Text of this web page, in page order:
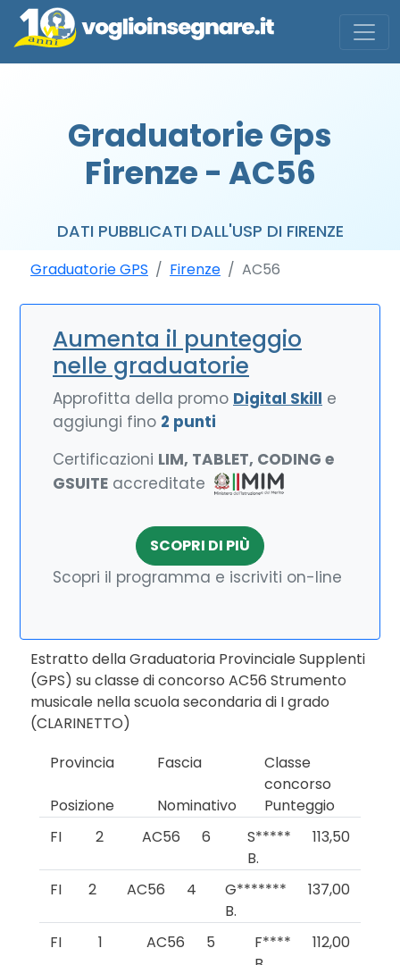
Graduatorie Gps
Firenze - AC56
DATI PUBBLICATI DALL'USP DI FIRENZE
Graduatorie GPS Firenze AC56
Aumenta il punteggio
nelle graduatorie
Approfitta della promo Digital Skill e
aggiungi fino 2 punti
Certificazioni LIM, TABLET, CODING e
GSUITE accreditate
SCOPRI DI PIÙ
Scopri il programma e iscriviti on-line
Estratto della Graduatoria Provinciale Supplenti
(GPS) su classe di concorso AC56 Strumento
musicale nella scuola secondaria di I grado
(CLARINETTO)
Provincia
Fascia
Classe
concorso
Posizione
Nominativo
Punteggio
FI
2 AC56 6
S*****
B.
113,50
FI 2 AC56 4
G*******
B.
137,00
FI 1 AC56 5
F****
112,00